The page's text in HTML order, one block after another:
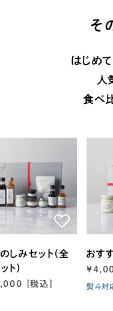
そ
はじめ
人
食べ
しみセット（全
ト）
[税込]
おす
熨斗対